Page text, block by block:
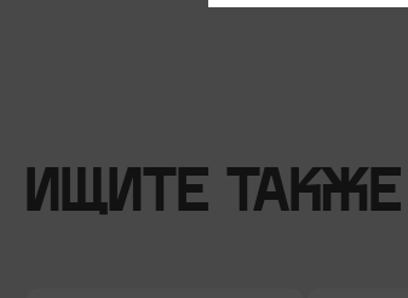
ИЩИТЕ